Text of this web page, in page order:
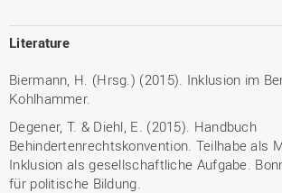
Literature
Biermann, H. (Hrsg.) (2015). Inklusion im
Kohlhammer.
Degener, T. & Diehl, E. (2015). Handbuch
Behindertenrechtskonvention. Teilhabe als
Inklusion als gesellschaftliche Aufgabe.
für politische Bildung.